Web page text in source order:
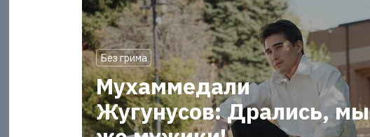
Без грима
Мухаммедали
Жугунусов: Дрались, мы